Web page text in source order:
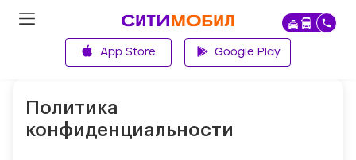
App Store Google Play
Политика
конфиденциальности